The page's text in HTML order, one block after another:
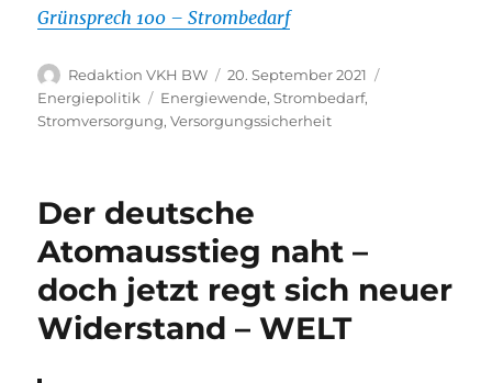
Grünsprech 100 – Strombedarf
Autor
Redaktion VKH BW
Veröffentlicht
am
20. September 2021
Energiepolitik
Schlagwörter
Energiewende,Strombedarf,
Stromversorgung,Versorgungssicherheit
Der deutsche
Atomausstieg naht –
doch jetzt regt sich neuer
Widerstand – WELT